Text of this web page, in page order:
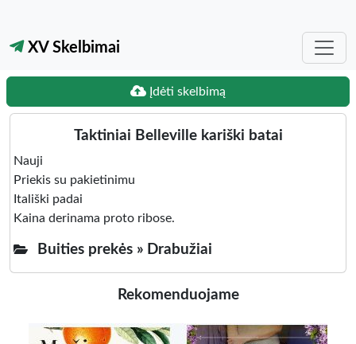
XV Skelbimai
Įdėti skelbimą
Taktiniai Belleville kariški batai
Nauji
Priekis su pakietinimu
Itališki padai
Kaina derinama proto ribose.
Buities prekės » Drabužiai
Rekomenduojame